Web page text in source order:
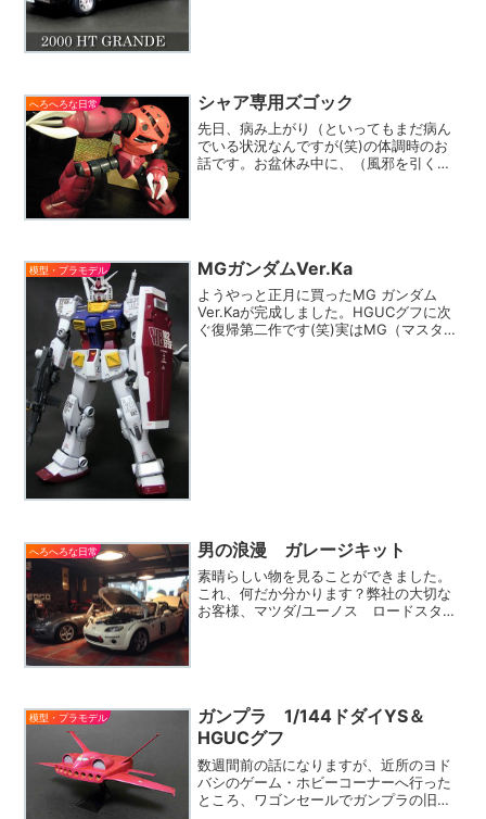
へろへろな日常 シャア専用ズゴック
先日、病み上がり（といってもまだ病ん
でいる状況なんですが(笑)の体調時のお
話です。お盆休み中に、（風邪を引く前
模型・プラモデル MGガンダムVer.Ka
ようやっと正月に買ったMG ガンダム
Ver.Kaが完成しました。HGUCグフに次
ぐ復帰第二作です(笑)実はMG（マスター
へろへろな日常 男の浪漫 ガレージキット
素晴らしい物を見ることができました。
これ、何だか分かります？弊社の大切な
お客様、マツダ/ユーノス ロードスター
模型・プラモデル
ガンプラ 1/144ドダイYS＆
HGUCグフ
数週間前の話になりますが、近所のヨド
バシのゲーム・ホビーコーナーへ行った
ところ、ワゴンセールでガンプラの旧キ